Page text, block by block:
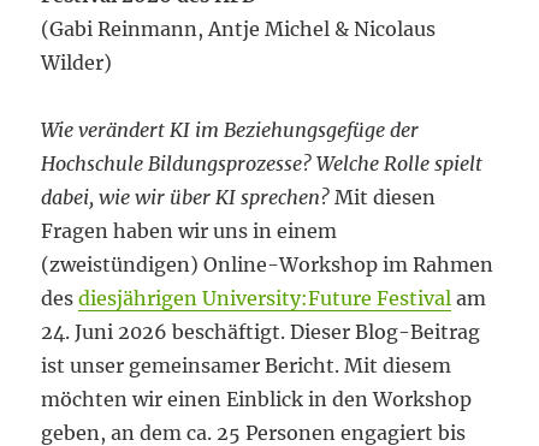
(Gabi Reinmann, Antje Michel & Nicolaus
Wilder)
Wie verändert KI im Beziehungsgefüge der
Hochschule Bildungsprozesse? Welche Rolle spielt
dabei, wie wir über KI sprechen? Mit diesen
Fragen haben wir uns in einem
(zweistündigen) Online-Workshop im Rahmen
desdiesjährigen University:Future Festival am
24. Juni 2026 beschäftigt. Dieser Blog-Beitrag
ist unser gemeinsamer Bericht. Mit diesem
möchten wir einen Einblick in den Workshop
geben, an dem ca. 25 Personen engagiert bis